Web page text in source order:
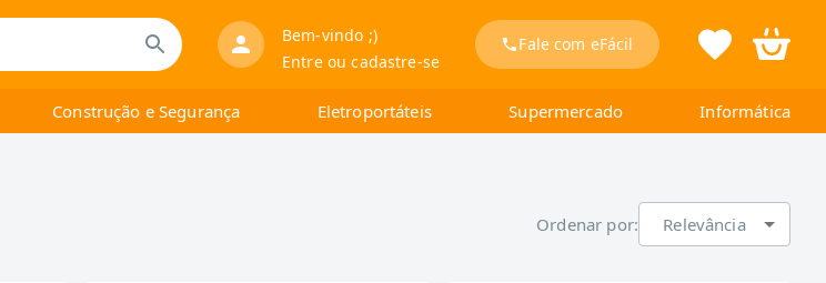
Bem-vindo ;)
Entre ou cadastre-se
Fale com eFácil
Construção e Segurança Eletroportáteis Supermercado Informática
Ordenar por: Relevância